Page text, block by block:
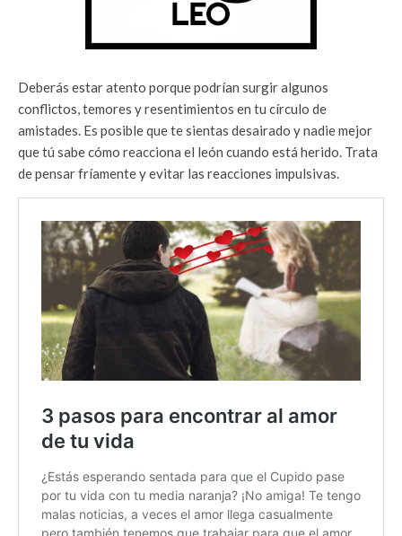
Deberás estar atento porque podrían surgir algunos
conflictos, temores y resentimientos en tu círculo de
amistades. Es posible que te sientas desairado y nadie mejor
que tú sabe cómo reacciona el león cuando está herido. Trata
de pensar fríamente y evitar las reacciones impulsivas.